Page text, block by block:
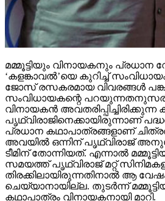
മമ്മൂട്ടിയും വിനായകനും പ്രധാന
‘കളങ്കാവല്‍’യെ കുറിച്ച്
ജോസ് രസകരമായ വിവരങ്ങള്‍
സംവിധായകന്റെ
വിനായകന്‍
പൃഥ്വിരാജിനെക്കായിരുന്നാണ്
പ്രധാന കഥാപാത്രങ്ങളാണ്
അവയില്‍ ഒന്നിന് പൃഥ്വിരാജ്
ടീമിന് തോന്നിയത്. എന്നാല്‍
സമയത്ത് പൃഥ്വിരാജ് മറ്റ്
തിരക്കിലായിരുന്നതിനാല്‍ ആ
ചെയ്യാനായില്ല. തുടര്‍ന്ന്
കഥാപാത്രം വിനായകനായി മാറി.